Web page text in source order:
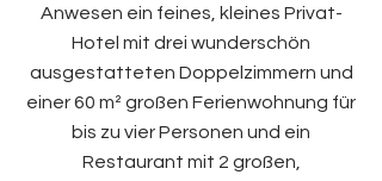
Anwesen ein feines, kleines Privat-
Hotel mit drei wunderschön
ausgestatteten Doppelzimmern und
einer 60 m² großen Ferienwohnung für
bis zu vier Personen und ein
Restaurant mit 2 großen,